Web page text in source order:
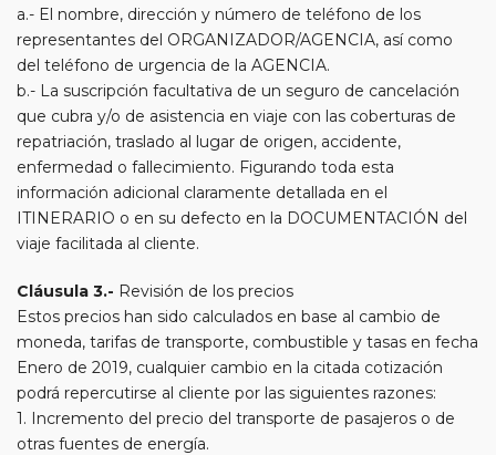
a.- El nombre, dirección y número de teléfono de los
representantes del ORGANIZADOR/AGENCIA, así como
del teléfono de urgencia de la AGENCIA.
b.- La suscripción facultativa de un seguro de cancelación
que cubra y/o de asistencia en viaje con las coberturas de
repatriación, traslado al lugar de origen, accidente,
enfermedad o fallecimiento. Figurando toda esta
información adicional claramente detallada en el
ITINERARIO o en su defecto en la DOCUMENTACIÓN del
viaje facilitada al cliente.
Cláusula 3.- Revisión de los precios
Estos precios han sido calculados en base al cambio de
moneda, tarifas de transporte, combustible y tasas en fecha
Enero de 2019, cualquier cambio en la citada cotización
podrá repercutirse al cliente por las siguientes razones:
1. Incremento del precio del transporte de pasajeros o de
otras fuentes de energía.